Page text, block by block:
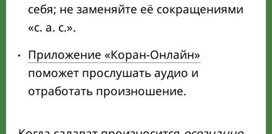
себя; не заменяйте её сокращениями
«с. а. с.».
Приложение «Коран-Онлайн»
поможет прослушать аудио и
отработать произношение.